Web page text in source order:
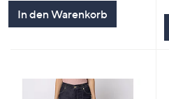
In den Warenkorb